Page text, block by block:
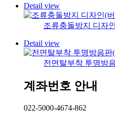
Detail view
조류충돌방지 디자
Detail view
전면탈부착 투명방
계좌번호 안내
022-5000-4674-862